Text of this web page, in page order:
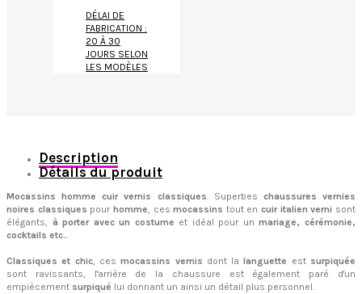
DÉLAI DE
FABRICATION :
20 À 30
JOURS SELON
LES MODÈLES
Description
Détails du produit
Mocassins homme cuir vernis classiques. Superbes chaussures vernies
noires classiques pour homme, cesmocassins tout encuir italien verni sont
élégants, à porter avec un costume et idéal pour unmariage, cérémonie,
cocktails etc...
Classiques et chic, cesmocassins vernis dont lalanguette est surpiquée
sont ravissants, l'arrière de la chaussure est également paré d'un
empiècement surpiqué lui donnant un ainsi un détail plus personnel.